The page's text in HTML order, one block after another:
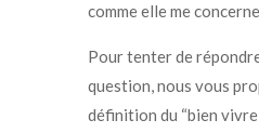
comme elle me
Pour tenter de
question, nous vous
définition du “bien vivre